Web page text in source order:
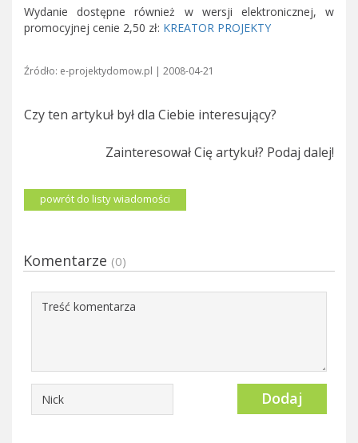
Wydanie dostępne również w wersji elektronicznej, w
promocyjnej cenie 2,50 zł: KREATOR PROJEKTY
Źródło: e-projektydomow.pl | 2008-04-21
Czy ten artykuł był dla Ciebie interesujący?
Zainteresował Cię artykuł? Podaj dalej!
powrót do listy wiadomości
Komentarze (0)
Dodaj